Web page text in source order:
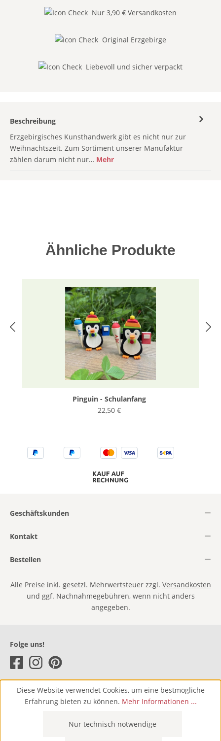
Nur 3,90 € Versandkosten
Original Erzgebirge
Liebevoll und sicher verpackt
Beschreibung
Erzgebirgisches Kunsthandwerk gibt es nicht nur zur
Weihnachtszeit. Zum Sortiment unserer Manufaktur
zählen darum nicht nur… Mehr
Produktgalerie überspringen
Ähnliche Produkte
Pinguin - Schulanfang
22,50 €
Geschäftskunden
Kontakt
Bestellen
Alle Preise inkl. gesetzl. Mehrwertsteuer zzgl. Versandkosten
und ggf. Nachnahmegebühren, wenn nicht anders
angegeben.
Folge uns!
Diese Website verwendet Cookies, um eine bestmögliche
Erfahrung bieten zu können. Mehr Informationen ...
Nur technisch notwendige